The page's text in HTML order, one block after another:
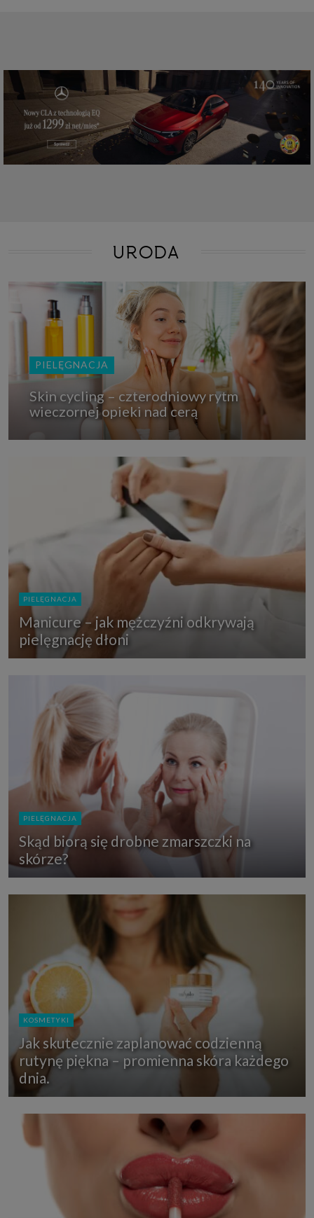
URODA
PIELĘGNACJA
Skin cycling – czterodniowy rytm
wieczornej opieki nad cerą
PIELĘGNACJA
Manicure – jak mężczyźni odkrywają
pielęgnację dłoni
PIELĘGNACJA
Skąd biorą się drobne zmarszczki na
skórze?
KOSMETYKI
Jak skutecznie zaplanować codzienną
rutynę piękna – promienna skóra każdego
dnia.